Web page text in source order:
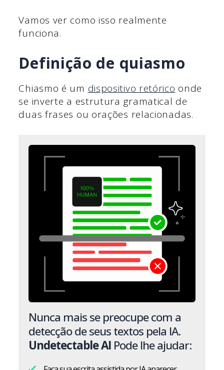
Vamos ver como isso realmente
funciona.
Definição de quiasmo
Chiasmo é um dispositivo retórico onde
se inverte a estrutura gramatical de
duas frases ou orações relacionadas.
Nunca mais se preocupe com a
detecção de seus textos pela IA.
Undetectable AI Pode lhe ajudar: